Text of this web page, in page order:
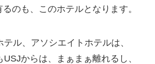
のも、このホテルとなります。
ル、アソシエイトホテルは、
からは、まぁまぁ離れるし、